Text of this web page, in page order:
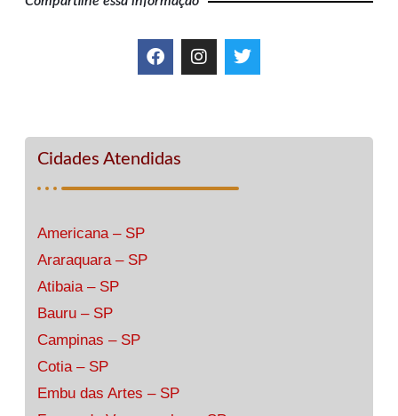
Cidades Atendidas
Americana – SP
Araraquara – SP
Atibaia – SP
Bauru – SP
Campinas – SP
Cotia – SP
Embu das Artes – SP